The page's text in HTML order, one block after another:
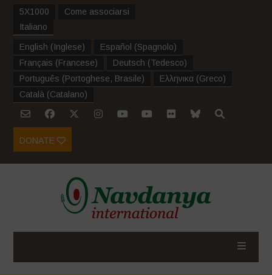
5X1000
Come associarsi
Italiano
English (Inglese) Español (Spagnolo)
Français (Francese) Deutsch (Tedesco)
Português (Portoghese, Brasile) Ελληνικα (Greco)
Català (Catalano)
DONATE